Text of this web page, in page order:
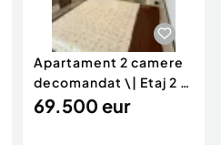
Apartament 2 camere
decomandat \| Etaj 2 \|
50 mp \+ 8 mp ba
69.500 eur